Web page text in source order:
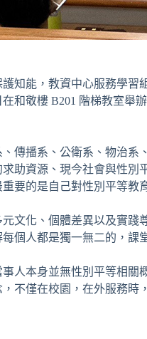
知能，教資中心服務學
和敬樓 B201 階梯教室
傳播系、公衛系、物治
助資源、現今社會與性
要的是自己對性別平等教
文化、個體差異以及實
個人都是獨一無二的，
人本身並無性別平等相
不僅在校園，在外服務時